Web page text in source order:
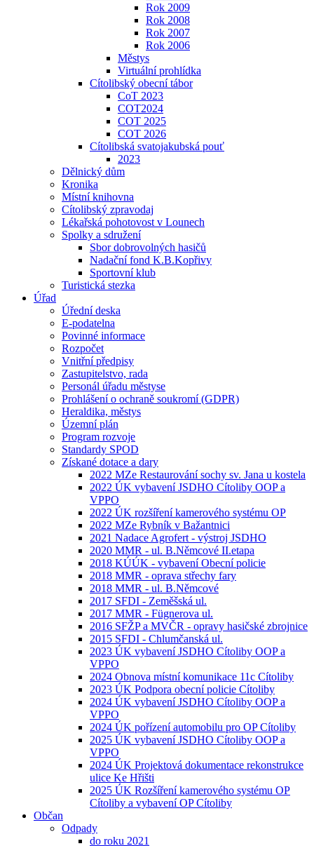
Rok 2009
Rok 2008
Rok 2007
Rok 2006
Městys
Virtuální prohlídka
Cítolibský obecní tábor
CoT 2023
COT2024
COT 2025
COT 2026
Cítolibská svatojakubská pouť
2023
Dělnický dům
Kronika
Místní knihovna
Cítolibský zpravodaj
Lékařská pohotovost v Lounech
Spolky a sdružení
Sbor dobrovolných hasičů
Nadační fond K.B.Kopřivy
Sportovní klub
Turistická stezka
Úřad
Úřední deska
E-podatelna
Povinné informace
Rozpočet
Vnitřní předpisy
Zastupitelstvo, rada
Personál úřadu městyse
Prohlášení o ochraně soukromí (GDPR)
Heraldika, městys
Územní plán
Program rozvoje
Standardy SPOD
Získané dotace a dary
2022 MZe Restaurování sochy sv. Jana u kostela
2022 ÚK vybavení JSDHO Cítoliby OOP a
VPPO
2022 ÚK rozšíření kamerového systému OP
2022 MZe Rybník v Bažantnici
2021 Nadace Agrofert - výstroj JSDHO
2020 MMR - ul. B.Němcové II.etapa
2018 KÚÚK - vybavení Obecní policie
2018 MMR - oprava střechy fary
2018 MMR - ul. B.Němcové
2017 SFDI - Zeměšská ul.
2017 MMR - Fügnerova ul.
2016 SFŽP a MVČR - opravy hasičské zbrojnice
2015 SFDI - Chlumčanská ul.
2023 ÚK vybavení JSDHO Cítoliby OOP a
VPPO
2024 Obnova místní komunikace 11c Cítoliby
2023 ÚK Podpora obecní policie Cítoliby
2024 ÚK vybavení JSDHO Cítoliby OOP a
VPPO
2024 ÚK pořízení automobilu pro OP Cítoliby
2025 ÚK vybavení JSDHO Cítoliby OOP a
VPPO
2024 ÚK Projektová dokumentace rekonstrukce
ulice Ke Hřišti
2025 ÚK Rozšíření kamerového systému OP
Cítoliby a vybavení OP Cítoliby
Občan
Odpady
do roku 2021